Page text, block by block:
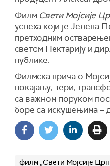
Филм Свети Мојсије
успеха који је Јелена
претходним
светом Нектарију и
публике.
Филмска прича о
покајању, вери,
са важном поруком
боре са искушењима –
филм „Свети Мојсије